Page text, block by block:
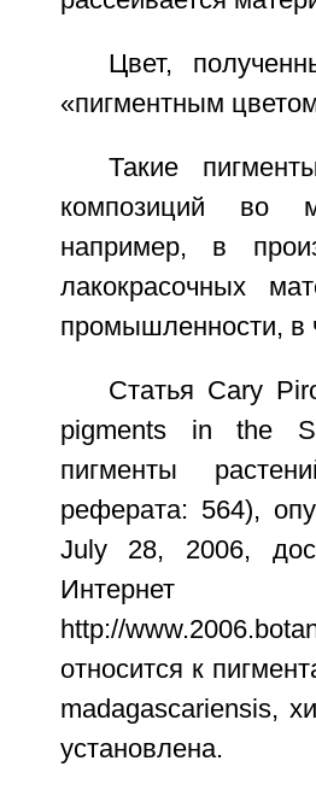
Цвет,
«пигментным
Такие
композиций во
например, в
лакокрасочных
промышленности, в
Статья Cary
pigments in the
пигменты
реферата: 564),
July 28, 2006,
http://
относится к
madagascariensis,
установлена.